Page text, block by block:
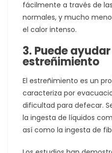
fácilmente a través de
normales, y mucho
el calor intenso.
3. Puede
estreñimiento
El estreñimiento es un
caracteriza por
dificultad para defecar.
la ingesta de líquidos
así como la ingesta de